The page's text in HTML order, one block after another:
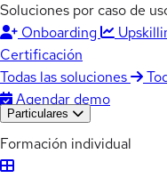
Soluciones por caso de
Onboarding
Certificación
Todas las soluciones
Agendar demo
Particulares
Formación individual